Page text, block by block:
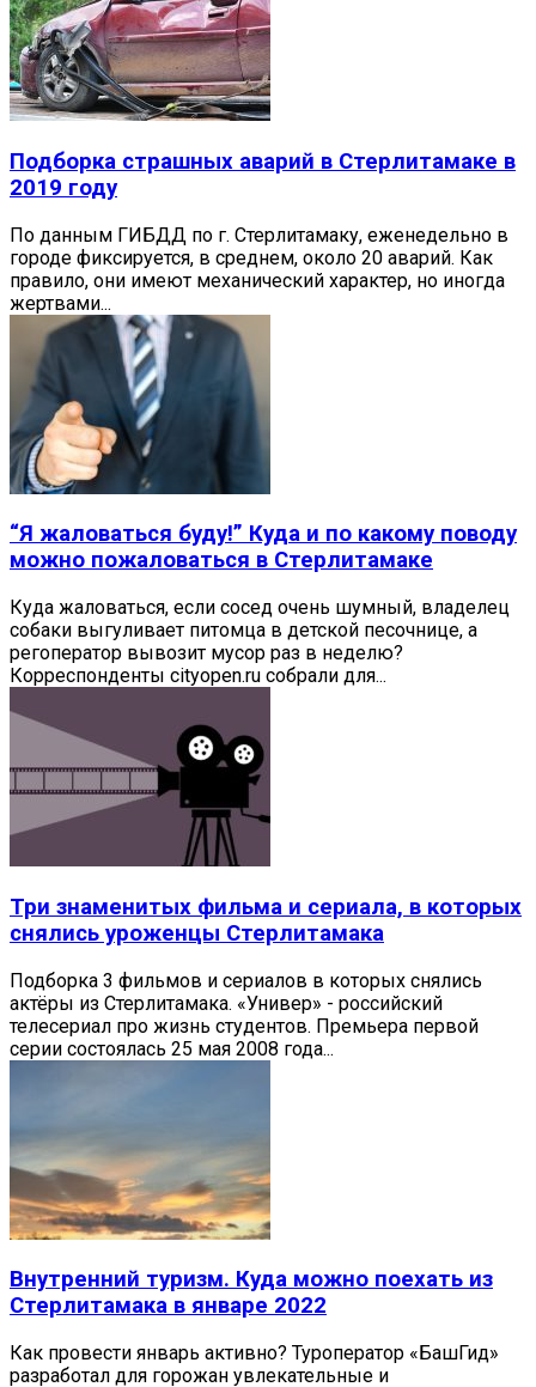
Подборка страшных аварий в Стерлитамаке в
2019 году
По данным ГИБДД по г. Стерлитамаку, еженедельно в
городе фиксируется, в среднем, около 20 аварий. Как
правило, они имеют механический характер, но иногда
жертвами...
“Я жаловаться буду!” Куда и по какому поводу
можно пожаловаться в Стерлитамаке
Куда жаловаться, если сосед очень шумный, владелец
собаки выгуливает питомца в детской песочнице, а
регоператор вывозит мусор раз в неделю?
Корреспонденты cityopen.ru собрали для...
Три знаменитых фильма и сериала, в которых
снялись уроженцы Стерлитамака
Подборка 3 фильмов и сериалов в которых снялись
актёры из Стерлитамака. «Универ» - российский
телесериал про жизнь студентов. Премьера первой
серии состоялась 25 мая 2008 года...
Внутренний туризм. Куда можно поехать из
Стерлитамака в январе 2022
Как провести январь активно? Туроператор «БашГид»
разработал для горожан увлекательные и